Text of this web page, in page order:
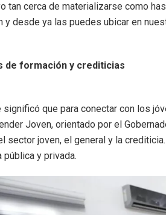
tan cerca de materializarse como
y desde ya las puedes ubicar en
de formación y crediticias
significó que para conectar con los
Joven, orientado por el
sector joven, el general y la
pública y privada.